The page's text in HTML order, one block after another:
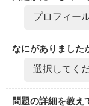
なにがありました
問題の詳細を教え